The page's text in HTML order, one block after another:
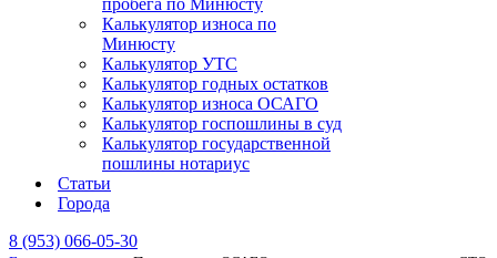
пробега по Минюсту
Калькулятор износа по
Минюсту
Калькулятор УТС
Калькулятор годных остатков
Калькулятор износа ОСАГО
Калькулятор госпошлины в суд
Калькулятор государственной
пошлины нотариус
Статьи
Города
8 (953) 066-05-30